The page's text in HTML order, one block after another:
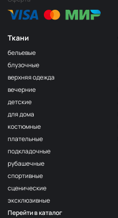
Ткани
бельевые
блузочные
верхняя одежда
вечерние
детские
для дома
костюмные
плательные
подкладочные
рубашечные
спортивные
сценические
эксклюзивные
Перейти в каталог